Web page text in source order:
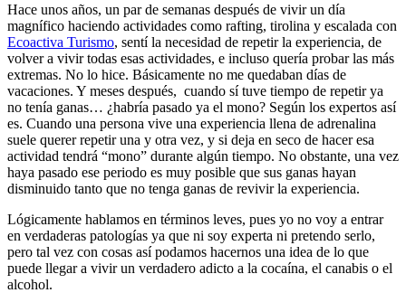
Hace unos años, un par de semanas después de vivir un día
magnífico haciendo actividades como rafting, tirolina y escalada con
Ecoactiva Turismo, sentí la necesidad de repetir la experiencia, de
volver a vivir todas esas actividades, e incluso quería probar las más
extremas. No lo hice. Básicamente no me quedaban días de
vacaciones. Y meses después, cuando sí tuve tiempo de repetir ya
no tenía ganas… ¿habría pasado ya el mono? Según los expertos así
es. Cuando una persona vive una experiencia llena de adrenalina
suele querer repetir una y otra vez, y si deja en seco de hacer esa
actividad tendrá “mono” durante algún tiempo. No obstante, una vez
haya pasado ese periodo es muy posible que sus ganas hayan
disminuido tanto que no tenga ganas de revivir la experiencia.
Lógicamente hablamos en términos leves, pues yo no voy a entrar
en verdaderas patologías ya que ni soy experta ni pretendo serlo,
pero tal vez con cosas así podamos hacernos una idea de lo que
puede llegar a vivir un verdadero adicto a la cocaína, el canabis o el
alcohol.